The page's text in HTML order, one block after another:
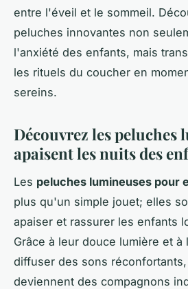
entre l'éveil et le sommeil.
peluches innovantes non
l'anxiété des enfants, mais
les rituels du coucher en
sereins.
Découvrez les peluches
apaisent les nuits des
Les peluches lumineuses pour
plus qu'un simple jouet; elles
apaiser et rassurer les enfants
Grâce à leur douce lumière et à
diffuser des sons
deviennent des compagnons